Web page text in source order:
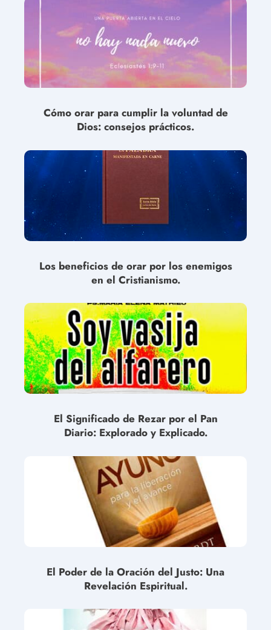
Cómo orar para cumplir la voluntad de
Dios: consejos prácticos.
Los beneficios de orar por los enemigos
en el Cristianismo.
El Significado de Rezar por el Pan
Diario: Explorado y Explicado.
El Poder de la Oración del Justo: Una
Revelación Espiritual.